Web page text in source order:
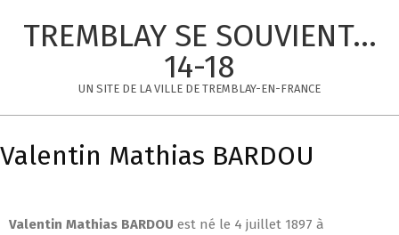
TREMBLAY SE SOUVIENT...
14-18
UN SITE DE LA VILLE DE TREMBLAY-EN-FRANCE
Navigation
Menu
Valentin Mathias BARDOU
Valentin Mathias BARDOU est né le 4 juillet 1897 à